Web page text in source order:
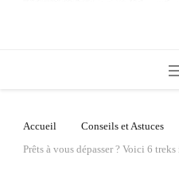
Accueil
Conseils et Astuces
Prêts à vous dépasser ? Voici 6